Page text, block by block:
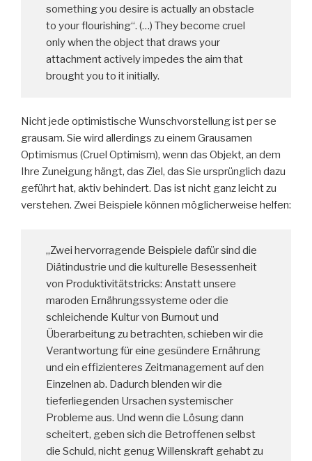
something you desire is actually an obstacle
to your flourishing“. (…) They become cruel
only when the object that draws your
attachment actively impedes the aim that
brought you to it initially.
Nicht jede optimistische Wunschvorstellung ist per se
grausam. Sie wird allerdings zu einem Grausamen
Optimismus (Cruel Optimism), wenn das Objekt, an dem
Ihre Zuneigung hängt, das Ziel, das Sie ursprünglich dazu
geführt hat, aktiv behindert. Das ist nicht ganz leicht zu
verstehen. Zwei Beispiele können möglicherweise helfen:
„Zwei hervorragende Beispiele dafür sind die
Diätindustrie und die kulturelle Besessenheit
von Produktivitätstricks: Anstatt unsere
maroden Ernährungssysteme oder die
schleichende Kultur von Burnout und
Überarbeitung zu betrachten, schieben wir die
Verantwortung für eine gesündere Ernährung
und ein effizienteres Zeitmanagement auf den
Einzelnen ab. Dadurch blenden wir die
tieferliegenden Ursachen systemischer
Probleme aus. Und wenn die Lösung dann
scheitert, geben sich die Betroffenen selbst
die Schuld, nicht genug Willenskraft gehabt zu